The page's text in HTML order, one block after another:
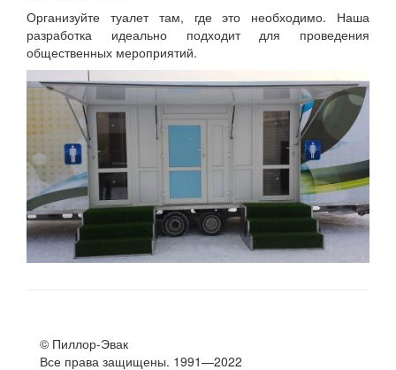
Организуйте туалет там, где это необходимо. Наша
разработка идеально подходит для проведения
общественных мероприятий.
© Пиллор-Эвак
Все права защищены. 1991—2022